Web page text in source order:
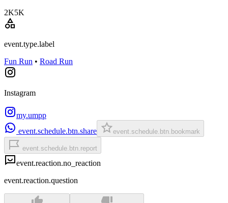
2K5K
event.type.label
Fun Run • Road Run
Instagram
my.umpp
event.schedule.btn.share
event.schedule.btn.bookmark
event.schedule.btn.report
event.reaction.no_reaction
event.reaction.question